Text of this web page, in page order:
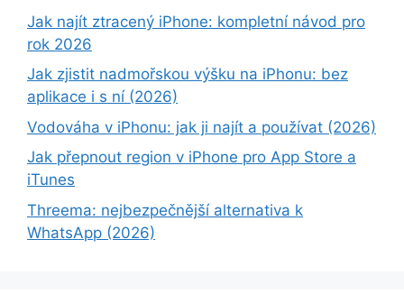
Jak najít ztracený iPhone: kompletní návod pro
rok 2026
Jak zjistit nadmořskou výšku na iPhonu: bez
aplikace i s ní (2026)
Vodováha v iPhonu: jak ji najít a používat (2026)
Jak přepnout region v iPhone pro App Store a
iTunes
Threema: nejbezpečnější alternativa k
WhatsApp (2026)